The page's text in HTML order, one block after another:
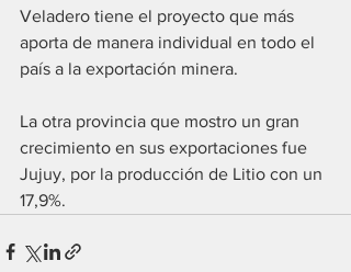
Veladero tiene el proyecto que más
aporta de manera individual en todo el
país a la exportación minera.
La otra provincia que mostro un gran
crecimiento en sus exportaciones fue
Jujuy, por la producción de Litio con un
17,9%.